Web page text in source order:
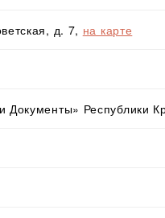
д. 7, на карте
Документы» Республики